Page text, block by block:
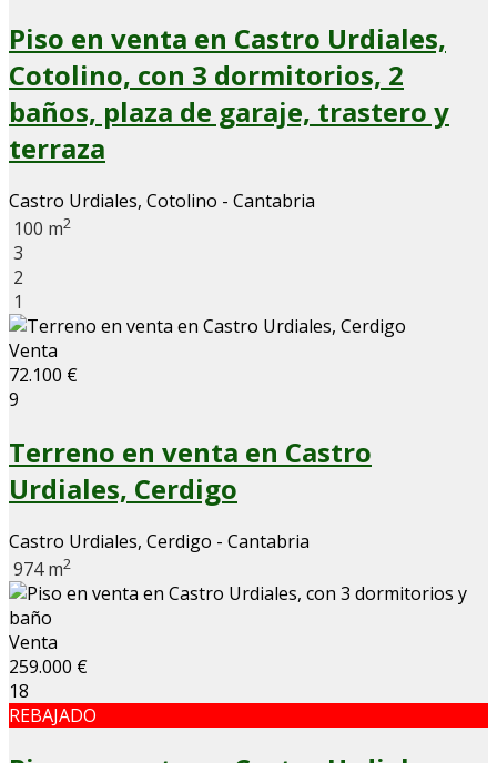
Piso en venta en Castro Urdiales,
Cotolino, con 3 dormitorios, 2
baños, plaza de garaje, trastero y
terraza
Castro Urdiales, Cotolino - Cantabria
100 m2
3
2
1
Venta
72.100 €
9
Terreno en venta en Castro
Urdiales, Cerdigo
Castro Urdiales, Cerdigo - Cantabria
974 m2
Venta
259.000 €
18
REBAJADO